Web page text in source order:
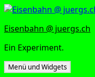
Zum
springen
Eisenbahn @ juergs.ch
Ein Experiment.
Menü und Widgets